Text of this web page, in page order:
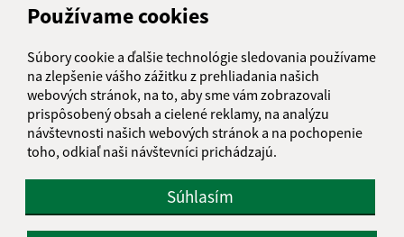
Používame cookies
Súbory cookie a ďalšie technológie sledovania používame
na zlepšenie vášho zážitku z prehliadania našich
webových stránok, na to, aby sme vám zobrazovali
prispôsobený obsah a cielené reklamy, na analýzu
návštevnosti našich webových stránok a na pochopenie
toho, odkiaľ naši návštevníci prichádzajú.
Súhlasím
Informácie o stránke: